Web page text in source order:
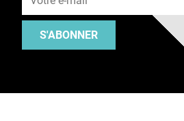
S'ABONNER